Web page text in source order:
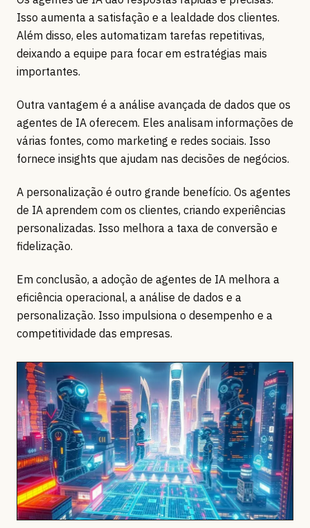
Isso aumenta a satisfação e a lealdade dos clientes.
Além disso, eles automatizam tarefas repetitivas,
deixando a equipe para focar em estratégias mais
importantes.
Outra vantagem é a análise avançada de dados que os
agentes de IA oferecem. Eles analisam informações de
várias fontes, como marketing e redes sociais. Isso
fornece insights que ajudam nas decisões de negócios.
A personalização é outro grande benefício. Os agentes
de IA aprendem com os clientes, criando experiências
personalizadas. Isso melhora a taxa de conversão e
fidelização.
Em conclusão, a adoção de agentes de IA melhora a
eficiência operacional, a análise de dados e a
personalização. Isso impulsiona o desempenho e a
competitividade das empresas.